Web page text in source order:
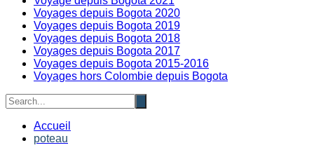
Voyages depuis Bogota 2020
Voyages depuis Bogota 2019
Voyages depuis Bogota 2018
Voyages depuis Bogota 2017
Voyages depuis Bogota 2015-2016
Voyages hors Colombie depuis Bogota
Accueil
poteau